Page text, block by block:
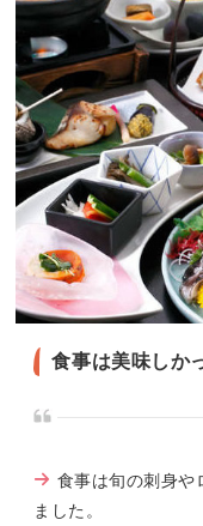
食事は美味しか
食事は旬の刺身や
ました。